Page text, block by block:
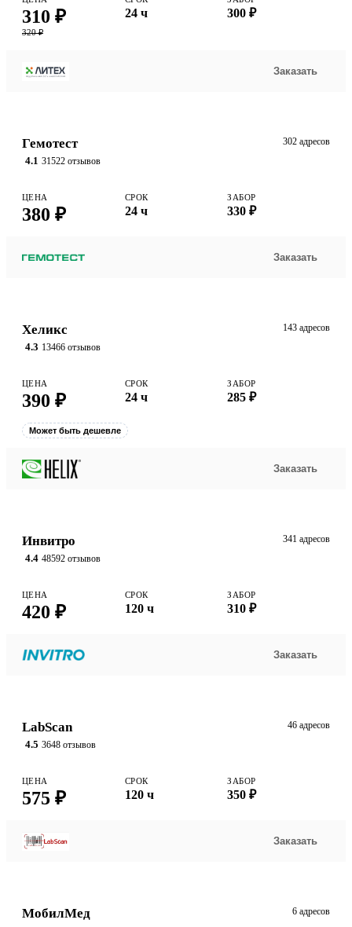
310 ₽
320 ₽
24 ч 300 ₽
Заказать
Гемотест
4.1 31522 отзывов
302 адресов
ЦЕНА
380 ₽
СРОК
24 ч
ЗАБОР
330 ₽
Заказать
Хеликс
4.3 13466 отзывов
143 адресов
ЦЕНА
390 ₽
СРОК
24 ч
ЗАБОР
285 ₽
Может быть дешевле
Заказать
Инвитро
4.4 48592 отзывов
341 адресов
ЦЕНА
420 ₽
СРОК
120 ч
ЗАБОР
310 ₽
Заказать
LabScan
4.5 3648 отзывов
46 адресов
ЦЕНА
575 ₽
СРОК
120 ч
ЗАБОР
350 ₽
Заказать
МобилМед 6 адресов